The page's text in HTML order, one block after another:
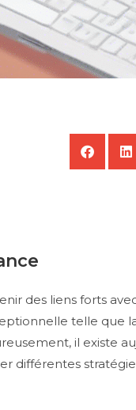
des liens forts
telle que
il existe
différentes